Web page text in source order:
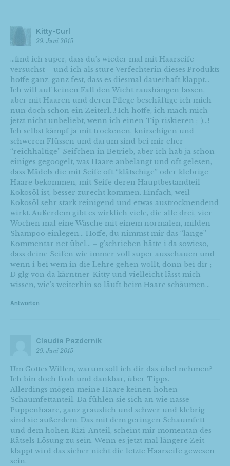
Kitty-Curl
29. Juni 2015
…find ich super, dass du’s wieder mal mit Haarseife
versuchst – und ich als sture Verfechterin dieses Produkts
hoffe ganz, ganz fest, dass es diesmal dauerhaft klappt…
Ich will auf keinen Fall den Wicht raushängen lassen,
aber mit Haaren und deren Pflege beschäftige ich mich
nun doch schon ein Zeiterl…! Ich hoffe, ich mach mich
jetzt nicht unbeliebt, wenn ich einen Tip riskieren ;-)…!
Ich selbst kämpf ja mit trockenen, knirschigen und
schweren Flüssen und darum sind bei mir eher
“reichhaltige” Seifchen in Betrieb, aber ich hab ja schon
einiges gegoogelt, was Haare anbelangt und oft gelesen,
dass Mädels die mit Seife oft “klätschige” oder klebrige
Haare bekommen, mit Seife deren Hauptbestandteil
Kokosöl ist, besser zurecht kommen. Einfach, weil
Kokosöl sehr stark reinigend und etwas austrocknendend
wirkt. Außerdem gibt es wirklich viele, die alle drei, vier
Wochen mal eine Wäsche mit einem normalen, milden
Shampoo einlegen… Hoffe, du nimmst mir das “lange”
Kommentar net übel… – g’schrieben hätte i da sowieso,
dass deine Seifen wie immer voll super ausschauen und
wenn i bei wem in die Lehre gehen wollt, donn bei dir ;-
D glg von da kärntner-Kitty und vielleicht lässt mich
wissen, wie’s weiterhin so läuft beim Haare schäumen…
Antworten
Claudia Pazdernik
29. Juni 2015
Um Gottes Willen, warum soll ich dir das übel nehmen?
Ich bin doch froh und dankbar, über Tipps.
Allerdings mögen meine Haare keinen hohen
Schaumfettanteil. Da fühlen sie sich an wie nasse
Puppenhaare, ganz grauslich und schwer und klebrig
sind sie außerdem. Das mit dem geringen Schaumfett
und dem hohen Rizi-Anteil, scheint mir momentan des
Rätsels Lösung zu sein. Wenn es jetzt mal längere Zeit
klappt wird das sicher nicht die letzte Haarseife gewesen
sein.